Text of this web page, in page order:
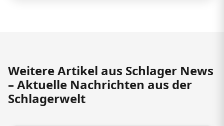
Weitere Artikel aus Schlager News
– Aktuelle Nachrichten aus der
Schlagerwelt